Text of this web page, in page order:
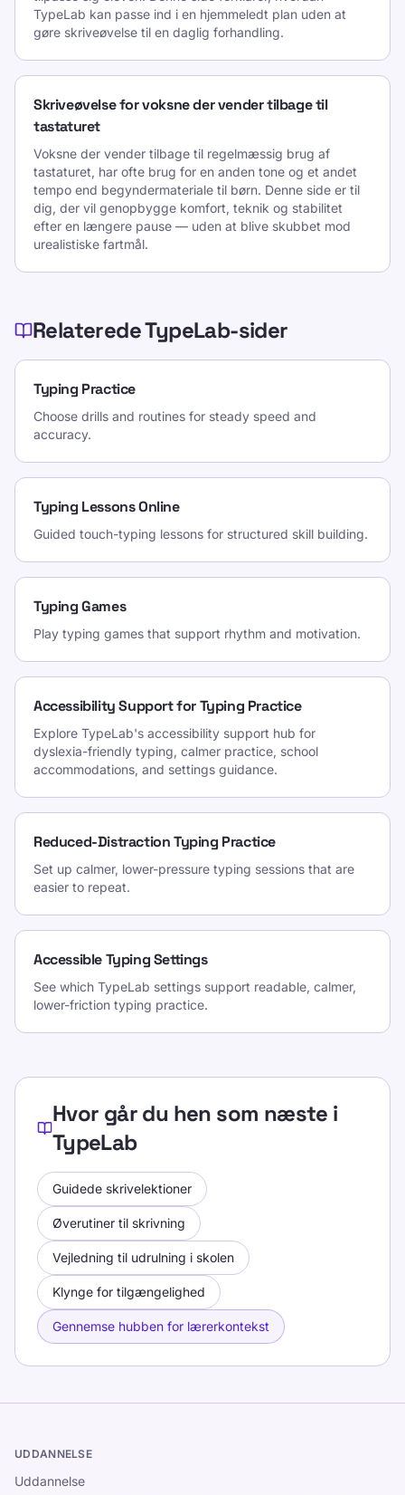
TypeLab kan passe ind i en hjemmeledt plan uden at
gøre skriveøvelse til en daglig forhandling.
Skriveøvelse for voksne der vender tilbage til
tastaturet
Voksne der vender tilbage til regelmæssig brug af
tastaturet, har ofte brug for en anden tone og et andet
tempo end begyndermateriale til børn. Denne side er til
dig, der vil genopbygge komfort, teknik og stabilitet
efter en længere pause — uden at blive skubbet mod
urealistiske fartmål.
Relaterede TypeLab-sider
Typing Practice
Choose drills and routines for steady speed and
accuracy.
Typing Lessons Online
Guided touch-typing lessons for structured skill building.
Typing Games
Play typing games that support rhythm and motivation.
Accessibility Support for Typing Practice
Explore TypeLab's accessibility support hub for
dyslexia-friendly typing, calmer practice, school
accommodations, and settings guidance.
Reduced-Distraction Typing Practice
Set up calmer, lower-pressure typing sessions that are
easier to repeat.
Accessible Typing Settings
See which TypeLab settings support readable, calmer,
lower-friction typing practice.
Hvor går du hen som næste i
TypeLab
Guidede skrivelektioner
Øverutiner til skrivning
Vejledning til udrulning i skolen
Klynge for tilgængelighed
Gennemse hubben for lærerkontekst
UDDANNELSE
Uddannelse